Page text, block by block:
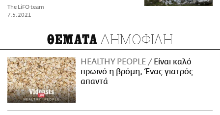
The LiFO team
7.5.2021
ΘΕΜΑΤΑ ΔΗΜΟΦΙΛΗ
HEALTHY PEOPLE
Είναι καλό
πρωινό η βρόμη; Ένας γιατρός
απαντά